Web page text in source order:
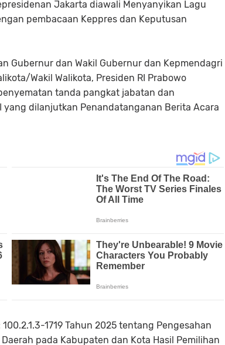
Jakarta diawali Menyanyikan Lagu
pembacaan Keppres dan Keputusan
Gubernur dan Wakil Gubernur dan Kepmendagri
Wakil Walikota, Presiden RI Prabowo
tanda pangkat jabatan dan
dilanjutkan Penandatanganan Berita Acara
1719 Tahun 2025 tentang Pengesahan
pada Kabupaten dan Kota Hasil Pemilihan